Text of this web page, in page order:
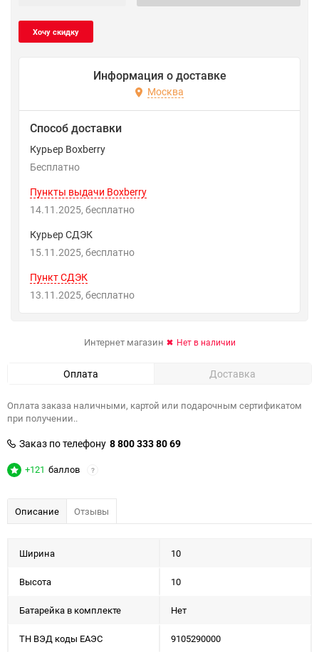
Информация о доставке
Москва
Способ доставки
Курьер Boxberry
Бесплатно
Пункты выдачи Boxberry
14.11.2025
Бесплатно
Курьер СДЭК
15.11.2025
Бесплатно
Пункт СДЭК
13.11.2025
Бесплатно
Интернет магазин Нет в наличии
Оплата Доставка
Оплата заказа наличными, картой или подарочным сертификатом
при получении..
Заказ по телефону 8 800 333 80 69
+121 баллов ?
Описание Отзывы
Ширина 10
Высота 10
Батарейка в комплекте Нет
ТН ВЭД коды ЕАЭС 9105290000